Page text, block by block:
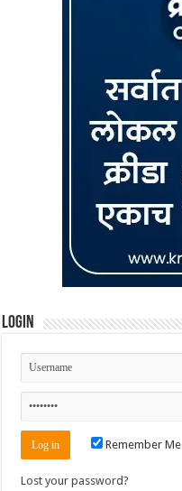
Login
Remember Me
Lost your password?